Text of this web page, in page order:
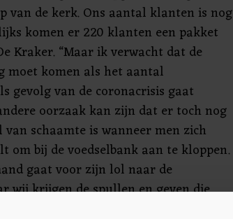
van de kerk. Ons aantal klanten is nog
komen er 220 klanten een pakket
Kraker. “Maar ik verwacht dat de
moet komen als het aantal
gevolg van de coronacrisis gaat
oorzaak kan zijn dat er toch nog
van schaamte is wanneer men zich
om bij de voedselbank aan te kloppen.
gaat voor zijn lol naar de
wij krijgen de spullen en geven die
mensen die het nodig hebben. Dus